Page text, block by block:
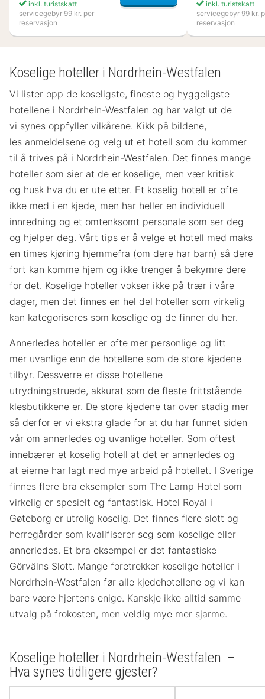
inkl. turistskatt
servicegebyr 99 kr. per
reservasjon
inkl. turistskatt
servicegebyr 99 kr.
reservasjon
Koselige hoteller i Nordrhein-Westfalen
Vi lister opp de koseligste, fineste og hyggeligste
hotellene i Nordrhein-Westfalen og har valgt ut de
vi synes oppfyller vilkårene. Kikk på bildene,
les anmeldelsene og velg ut et hotell som du kommer
til å trives på i Nordrhein-Westfalen. Det finnes mange
hoteller som sier at de er koselige, men vær kritisk
og husk hva du er ute etter. Et koselig hotell er ofte
ikke med i en kjede, men har heller en individuell
innredning og et omtenksomt personale som ser deg
og hjelper deg. Vårt tips er å velge et hotell med maks
en times kjøring hjemmefra (om dere har barn) så dere
fort kan komme hjem og ikke trenger å bekymre dere
for det. Koselige hoteller vokser ikke på trær i våre
dager, men det finnes en hel del hoteller som virkelig
kan kategoriseres som koselige og de finner du her.
Annerledes hoteller er ofte mer personlige og litt
mer uvanlige enn de hotellene som de store kjedene
tilbyr. Dessverre er disse hotellene
utrydningstruede, akkurat som de fleste frittstående
klesbutikkene er. De store kjedene tar over stadig mer
så derfor er vi ekstra glade for at du har funnet siden
vår om annerledes og uvanlige hoteller. Som oftest
innebærer et koselig hotell at det er annerledes og
at eierne har lagt ned mye arbeid på hotellet. I Sverige
finnes flere bra eksempler som The Lamp Hotel som
virkelig er spesielt og fantastisk. Hotel Royal i
Gøteborg er utrolig koselig. Det finnes flere slott og
herregårder som kvalifiserer seg som koselige eller
annerledes. Et bra eksempel er det fantastiske
Görvälns Slott. Mange foretrekker koselige hoteller i
Nordrhein-Westfalen før alle kjedehotellene og vi kan
bare være hjertens enige. Kanskje ikke alltid samme
utvalg på frokosten, men veldig mye mer sjarme.
Koselige hoteller i Nordrhein-Westfalen –
Hva synes tidligere gjester?